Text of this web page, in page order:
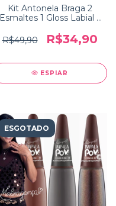
Kit Antonela Braga 2
Esmaltes 1 Gloss Labial 1
Impala
R$49,90 R$34,90
ESPIAR
ESGOTADO